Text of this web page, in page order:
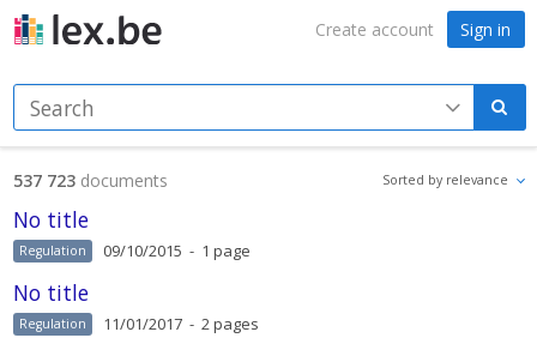
Create account Sign in
537 723documents
No title
Regulation 09/10/2015 - 1 page
No title
Regulation 11/01/2017 - 2 pages